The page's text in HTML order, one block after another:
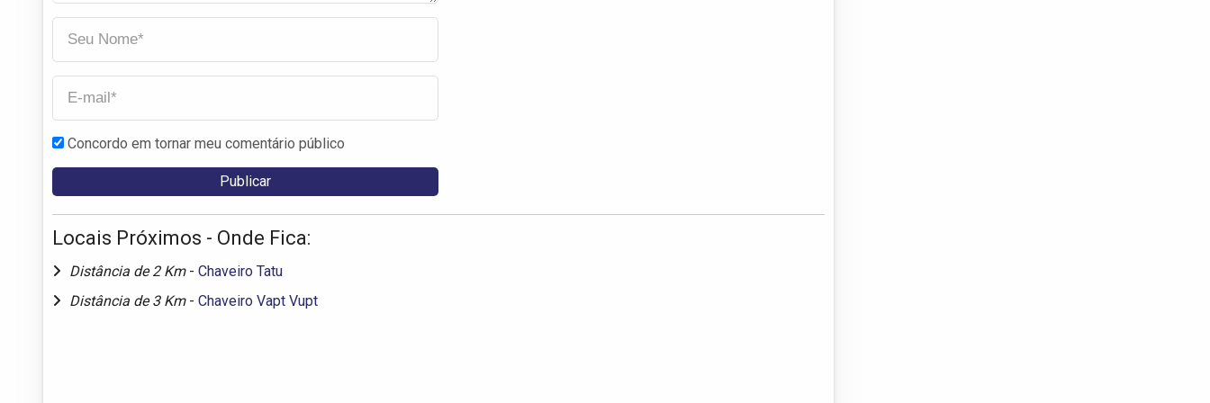
Concordo em tornar meu comentário público
Locais Próximos - Onde Fica:
Distância de 2 Km - Chaveiro Tatu
Distância de 3 Km - Chaveiro Vapt Vupt